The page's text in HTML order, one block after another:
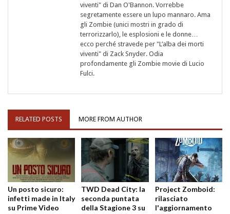
viventi" di Dan O'Bannon. Vorrebbe
segretamente essere un lupo mannaro. Ama
gli Zombie (unici mostri in grado di
terrorizzarlo), le esplosioni e le donne…
ecco perché stravede per "L’alba dei morti
viventi" di Zack Snyder. Odia
profondamente gli Zombie movie di Lucio
Fulci.
RELATED POSTS MORE FROM AUTHOR
Un posto sicuro:
infetti made in Italy
su Prime Video
TWD Dead City: la
seconda puntata
della Stagione 3 su
Project Zomboid:
rilasciato
l'aggiornamento